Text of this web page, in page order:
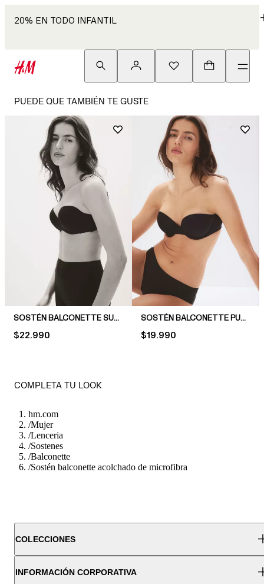
20% EN TODO INFANTIL
PUEDE QUE TAMBIÉN TE GUSTE
SOSTÉN BALCONETTE SUPER PUSH-UP DE MICROFIBRA
PRICE:
$22.990
SOSTÉN BALCONETTE PUSH-UP DE MICROFIBRA
PRICE:
$19.990
COMPLETA TU LOOK
hm.com
/Mujer
/Lenceria
/Sostenes
/Balconette
/Sostén balconette acolchado de microfibra
COLECCIONES
INFORMACIÓN CORPORATIVA